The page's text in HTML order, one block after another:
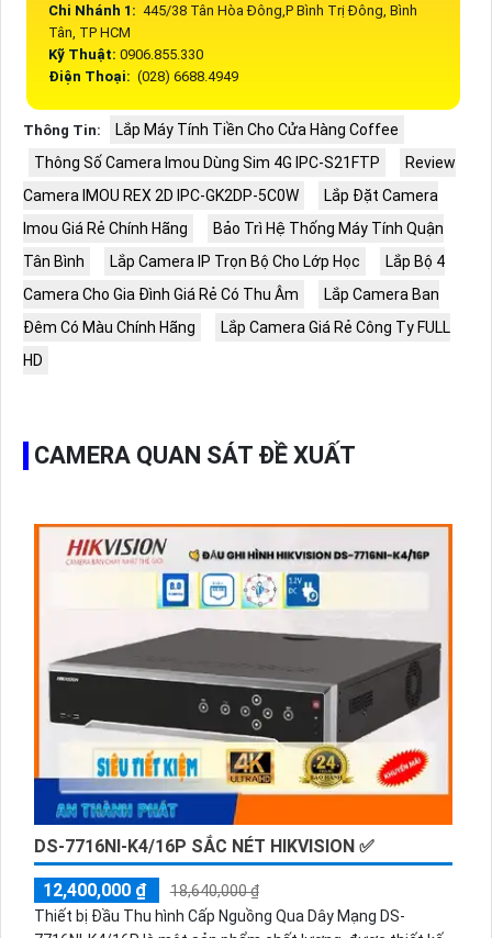
Chi Nhánh 1: 445/38 Tân Hòa Đông,P Bình Trị Đông, Bình
Tân, TP HCM
Kỹ Thuật: 0906.855.330
Điện Thoại: (028) 6688.4949
Thông Tin:
Lắp Máy Tính Tiền Cho Cửa Hàng Coffee
Thông Số Camera Imou Dùng Sim 4G IPC-S21FTP
Review
Camera IMOU REX 2D IPC-GK2DP-5C0W
Lắp Đặt Camera
Imou Giá Rẻ Chính Hãng
Bảo Trì Hệ Thống Máy Tính Quận
Tân Bình
Lắp Camera IP Trọn Bộ Cho Lớp Học
Lắp Bộ 4
Camera Cho Gia Đình Giá Rẻ Có Thu Âm
Lắp Camera Ban
Đêm Có Màu Chính Hãng
Lắp Camera Giá Rẻ Công Ty FULL
HD
CAMERA QUAN SÁT ĐỀ XUẤT
DS-7716NI-K4/16P SẮC NÉT HIKVISION ✅
12,400,000 ₫
18,640,000 ₫
Thiết bị Đầu Thu hình Cấp Nguồng Qua Dây Mạng DS-